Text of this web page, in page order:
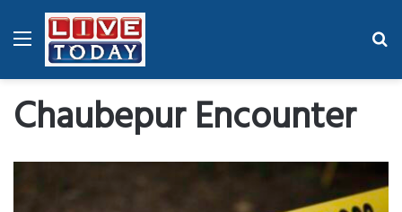
Menu
Chaubepur Encounter